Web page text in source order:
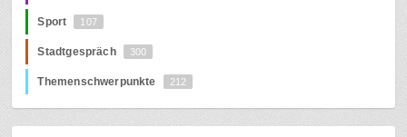
Sport 107
Stadtgespräch 300
Themenschwerpunkte 212